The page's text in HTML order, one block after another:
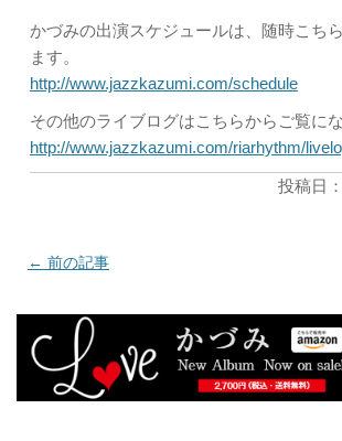
かづみの出演スケジュールは、随時こち
ます。
http://www.jazzkazumi.com/schedule
その他のライブログはこちらからご覧にな
http://www.jazzkazumi.com/riarhythm/
投稿日
← 前の記事